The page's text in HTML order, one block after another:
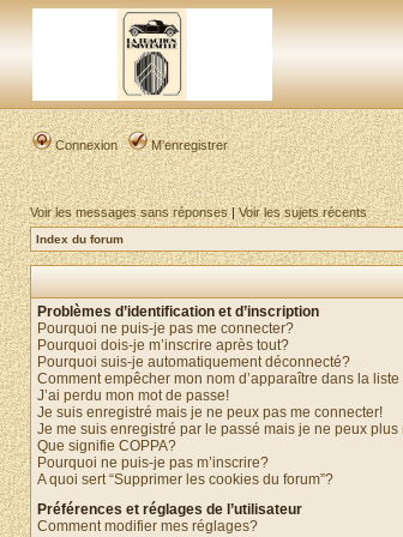
Connexion M’enregistrer
Voir les messages sans réponses|Voir les sujets récents
Index du forum
Problèmes d’identification et d’inscription
Pourquoi ne puis-je pas me connecter?
Pourquoi dois-je m’inscrire après tout?
Pourquoi suis-je automatiquement déconnecté?
Comment empêcher mon nom d’apparaître dans la
J’ai perdu mon mot de passe!
Je suis enregistré mais je ne peux pas me connecter!
Je me suis enregistré par le passé mais je ne peux plus
Que signifie COPPA?
Pourquoi ne puis-je pas m’inscrire?
A quoi sert “Supprimer les cookies du forum”?
Préférences et réglages de l’utilisateur
Comment modifier mes réglages?